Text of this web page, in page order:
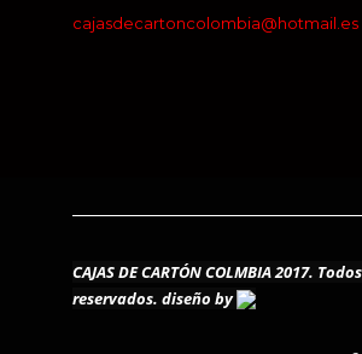
cajasdecartoncolombia@hotmail.es
CAJAS DE CARTÓN COLMBIA 2017.
reservados. diseño by